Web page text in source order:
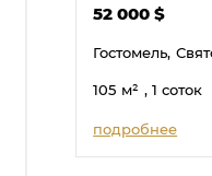
52 000$
Гостомель,
105 м² , 1 соток
подробнее